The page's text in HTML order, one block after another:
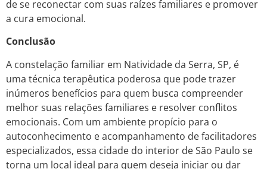
de se reconectar com suas raízes familiares e promover
a cura emocional.
Conclusão
A constelação familiar em Natividade da Serra, SP, é
uma técnica terapêutica poderosa que pode trazer
inúmeros benefícios para quem busca compreender
melhor suas relações familiares e resolver conflitos
emocionais. Com um ambiente propício para o
autoconhecimento e acompanhamento de facilitadores
especializados, essa cidade do interior de São Paulo se
torna um local ideal para quem deseja iniciar ou dar